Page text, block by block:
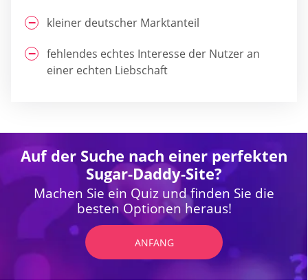
kleiner deutscher Marktanteil
fehlendes echtes Interesse der Nutzer an
einer echten Liebschaft
Auf der Suche nach einer perfekten
Sugar-Daddy-Site?
Machen Sie ein Quiz und finden Sie die
besten Optionen heraus!
ANFANG